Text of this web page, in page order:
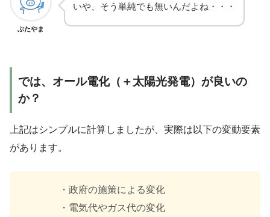
ぶたやま
いや、そう単純でも無いんだよね・・・
では、オール電化（＋太陽光発電）が良いの
か？
上記はシンプルに計算しましたが、実際は以下の変動要素
があります。
・政府の施策による変化
・電気代やガス代の変化